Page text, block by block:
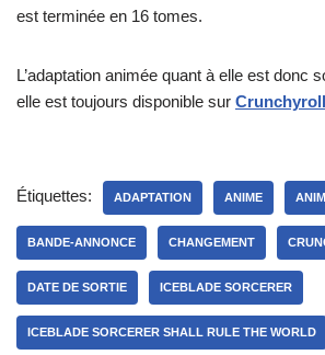
est terminée en 16 tomes.
L’adaptation animée quant à elle est donc
elle est toujours disponible sur Crunchyroll
Étiquettes: ADAPTATION ANIME
BANDE-ANNONCE CHANGEMENT
DATE DE SORTIE ICEBLADE SORCERER
ICEBLADE SORCERER SHALL RULE THE WORLD